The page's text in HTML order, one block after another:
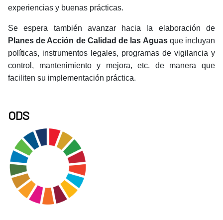
experiencias y buenas prácticas.
Se espera también avanzar hacia la elaboración de
Planes de Acción de Calidad de las Aguasque incluyan
políticas, instrumentos legales, programas de vigilancia y
control, mantenimiento y mejora, etc. de manera que
faciliten su implementación práctica.
ODS